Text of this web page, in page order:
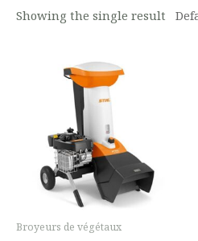
Showing the single result
Broyeurs de végétaux